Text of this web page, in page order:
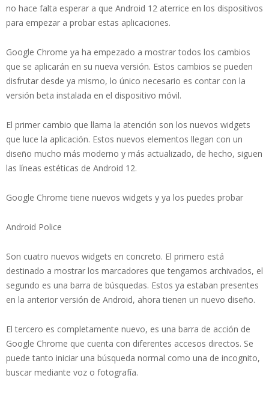
no hace falta esperar a que Android 12 aterrice en los dispositivos
para empezar a probar estas aplicaciones.
Google Chrome ya ha empezado a mostrar todos los cambios
que se aplicarán en su nueva versión. Estos cambios se pueden
disfrutar desde ya mismo, lo único necesario es contar con la
versión beta instalada en el dispositivo móvil.
El primer cambio que llama la atención son los nuevos widgets
que luce la aplicación. Estos nuevos elementos llegan con un
diseño mucho más moderno y más actualizado, de hecho, siguen
las líneas estéticas de Android 12.
Google Chrome tiene nuevos widgets y ya los puedes probar
Android Police
Son cuatro nuevos widgets en concreto. El primero está
destinado a mostrar los marcadores que tengamos archivados, el
segundo es una barra de búsquedas. Estos ya estaban presentes
en la anterior versión de Android, ahora tienen un nuevo diseño.
El tercero es completamente nuevo, es una barra de acción de
Google Chrome que cuenta con diferentes accesos directos. Se
puede tanto iniciar una búsqueda normal como una de incognito,
buscar mediante voz o fotografía.